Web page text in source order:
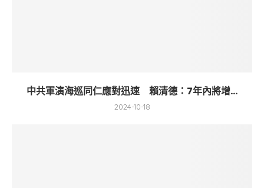
中共軍演海巡同仁應對迅速 賴清德：7年內將增...
2024-10-18